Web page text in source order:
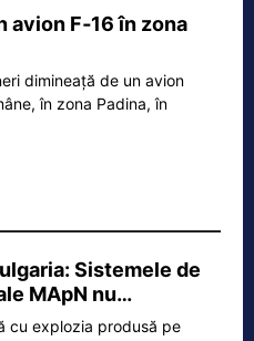
avion F‑16 în zona
dimineață de un avion
în zona Padina, în
Sistemele de
MApN nu…
cu explozia produsă pe